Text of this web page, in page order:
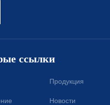
ссылки
Продукция
Новости